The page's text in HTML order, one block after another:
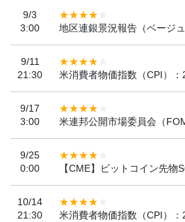
9/3
3:00
地区連銀景況報告（ベージュ
9/11
21:30
米消費者物価指数（CPI）
9/17
3:00
米連邦公開市場委員会（
9/25
0:00
【CME】ビットコイン先物
10/14
21:30
米消費者物価指数（CPI）